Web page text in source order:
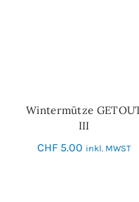
IN DEN WARENKORB
Wintermütze
III
CHF 5.00 inkl. MWST